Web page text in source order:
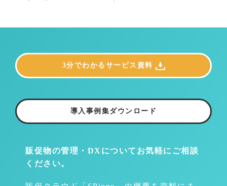
販促物の管理・DXについて お気軽にご相談
ください。
3分でわかるサービス資料
導入事例集ダウンロード